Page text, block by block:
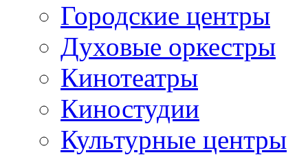
Городские центры
Духовые оркестры
Кинотеатры
Киностудии
Культурные центры